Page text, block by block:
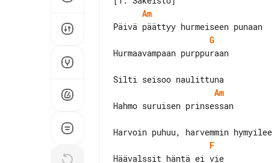
Am
G
Hurmaavampaan purppuraan
Am
Hahmo suruisen prinsessan
F